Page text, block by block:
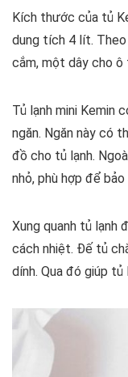
Kích thước của tủ
dung tích 4 lít.
cắm, một dây cho
Tủ lạnh mini Kemin
ngăn. Ngăn này có
đồ cho tủ lạnh.
nhỏ, phù hợp để
Xung quanh tủ lạnh
cách nhiệt. Đế tủ
dính. Qua đó giúp